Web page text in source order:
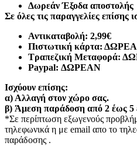
Δωρεάν Έξοδα αποστολής
Σε όλες τις παραγγελίες επίσης
Αντικαταβολή: 2,99€
Πιστωτική κάρτα:
Τραπεζική Μεταφορά:
Paypal: ΔΩΡΕΑΝ
Ισχύουν επίσης:
α) Αλλαγή στον χώρο σας.
β) Άμεση παράδοση από 2 έως 5
*Σε περίπτωση εξωγενούς
τηλεφωνικά η με email απο το
παράδοσης .